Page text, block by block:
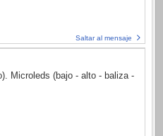
Saltar al mensaje
Microleds (bajo - alto - baliza -